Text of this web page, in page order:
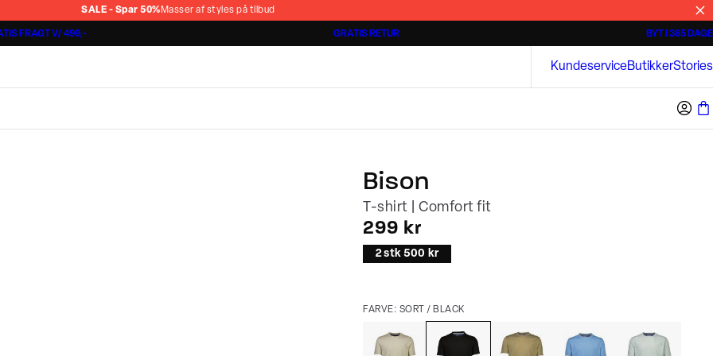
SALE - Spar 50% Masser af styles på tilbud
FRAGT V/ 499,- GRATIS RETUR BYT I 365 DAGE
KundeserviceButikkerStories
Cashmere Touch Pants Overshirts
Lindbergh Bison
Bison
T-shirt | Comfort fit
I alt (inkl. rabat)
299 kr
2 stk 500 kr
FARVE: SORT / BLACK